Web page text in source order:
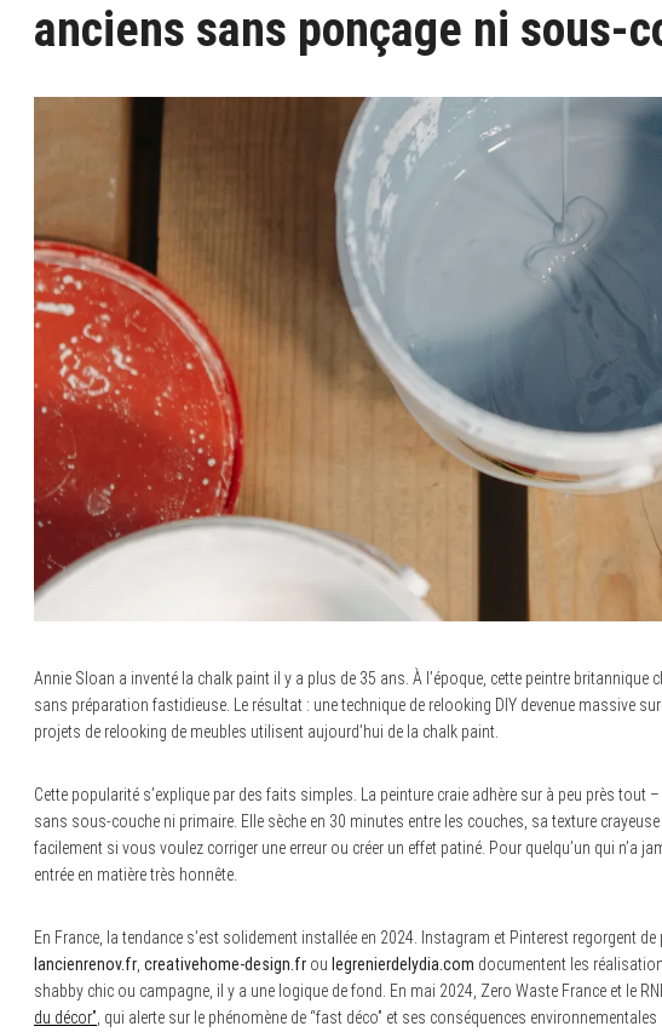
anciens sans ponçage ni sous-
Annie Sloan a inventé la chalk paint il y a plus de 35 ans. À l’époque, cette peintre britannique
sans préparation fastidieuse. Le résultat : une technique de relooking DIY devenue massive
projets de relooking de meubles utilisent aujourd’hui de la chalk paint.
Cette popularité s’explique par des faits simples. La peinture craie adhère sur à peu près tout
sans sous-couche ni primaire. Elle sèche en 30 minutes entre les couches, sa texture
facilement si vous voulez corriger une erreur ou créer un effet patiné. Pour quelqu’un qui n’a
entrée en matière très honnête.
En France, la tendance s’est solidement installée en 2024. Instagram et Pinterest regorgent
lancienrenov.fr, creativehome-design.fr ou legrenierdelydia.com documentent les
shabby chic ou campagne, il y a une logique de fond. En mai 2024, Zero Waste France et le
du décor”, qui alerte sur le phénomène de “fast déco” et ses conséquences